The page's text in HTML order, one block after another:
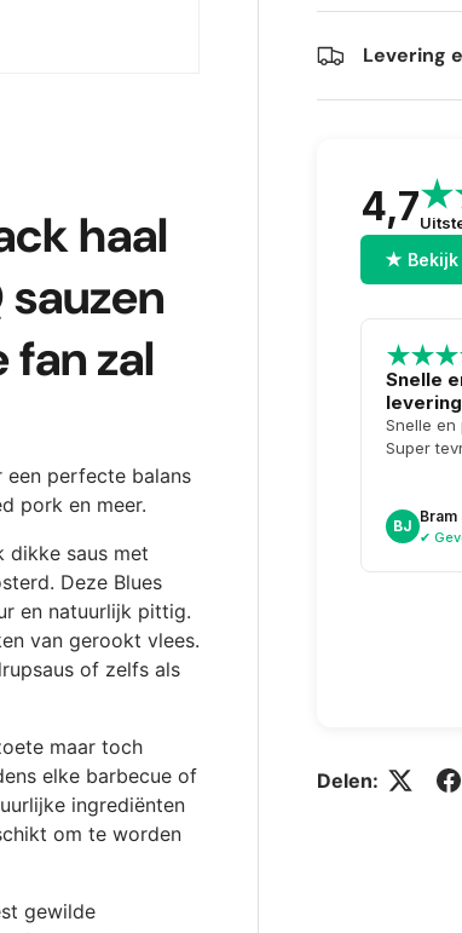
Levering
4,7
★ Bekijk
Snelle
Snelle en
Super
BJ
Bram
✔
Delen:
haal
fan zal
een perfecte balans
pork en meer.
dikke saus met
Deze Blues
en natuurlijk pittig.
van gerookt vlees.
of zelfs als
maar toch
elke barbecue of
ingrediënten
om te worden
gewilde